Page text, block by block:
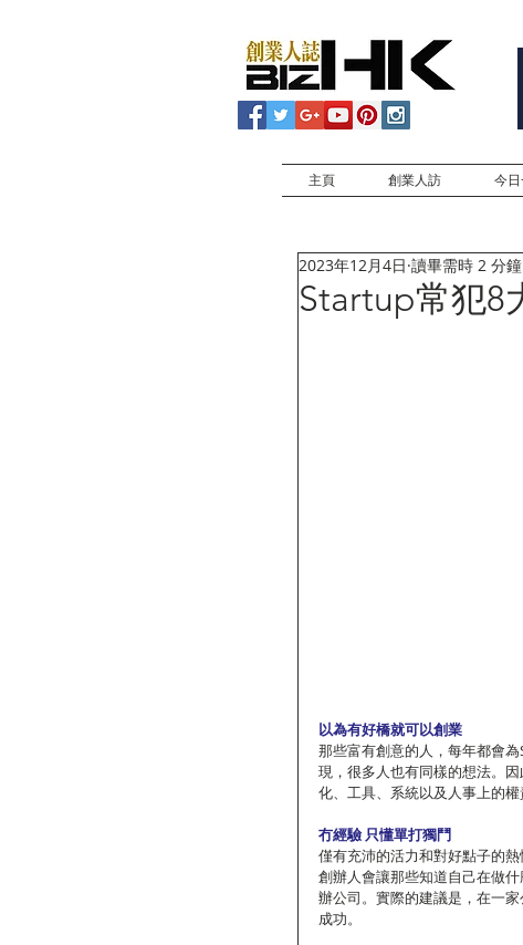
主頁 創業人訪 今
Startup常犯8
2023年12月4日 讀畢需時 2 分鐘
以為有好橋就可以創業
那些富有創意的人，每年都會
現，很多人也有同樣的想法。
化、工具、系統以及人事上的權
冇經驗 只懂單打獨鬥
僅有充沛的活力和對好點子的
創辦人會讓那些知道自己在做
辦公司。實際的建議是，在一
成功。